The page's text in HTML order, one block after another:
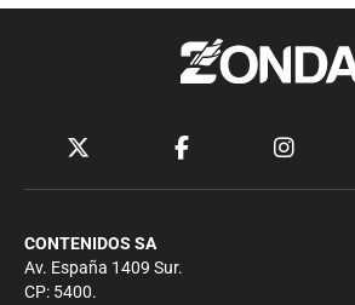
CONTENIDOS SA
Av. España 1409 Sur.
CP: 5400.